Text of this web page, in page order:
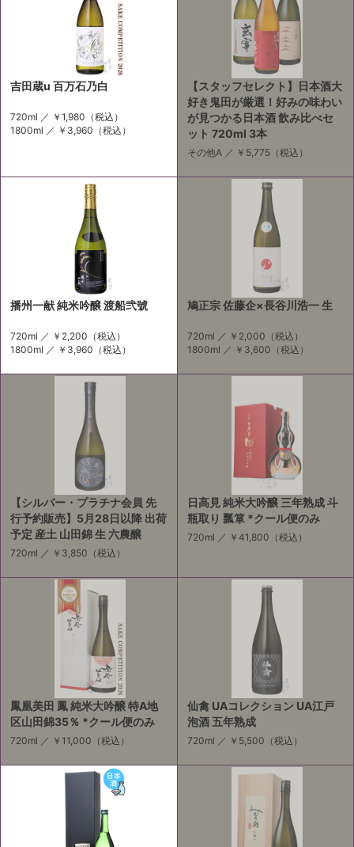
吉田蔵u 百万石乃白
720ml ／ ￥1,980 （税込）
1800ml ／ ￥3,960 （税込）
【スタッフセレクト】日本酒大
好き鬼田が厳選！好みの味わい
が見つかる日本酒 飲み比べセ
ット 720ml 3本
その他A ／ ￥5,775（税込）
播州一献 純米吟醸 渡船弐號
720ml ／ ￥2,200 （税込）
1800ml ／ ￥3,960 （税込）
鳩正宗 佐藤企×長谷川浩一 生
720ml ／ ￥2,000 （税込）
1800ml ／ ￥3,600 （税込）
【シルバー・プラチナ会員 先
行予約販売】5月28日以降 出荷
予定 産土 山田錦 生 六農醸
720ml ／ ￥3,850 （税込）
日高見 純米大吟醸 三年熟成 斗
瓶取り 瓢箪 *クール便のみ
720ml ／ ￥41,800 （税込）
鳳凰美田 鳳 純米大吟醸 特A地
区山田錦35％ *クール便のみ
720ml ／ ￥11,000 （税込）
仙禽 UAコレクション UA江戸
泡酒 五年熟成
720ml ／ ￥5,500 （税込）